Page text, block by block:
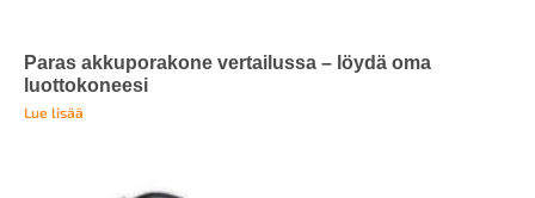
Paras akkuporakone vertailussa – löydä oma
luottokoneesi
Lue lisää